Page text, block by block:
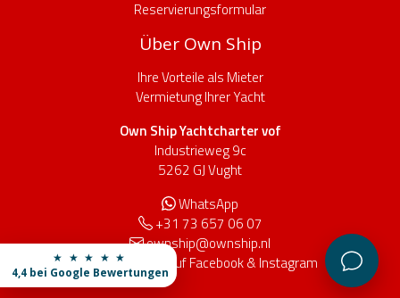
★ ★ ★ ★ ★
4,4 bei Google Bewertungen
Reservierungsformular
Über Own Ship
Ihre Vorteile als Mieter
Vermietung Ihrer Yacht
Own Ship Yachtcharter vof
Industrieweg 9c
5262 GJ Vught
WhatsApp
+31 73 657 06 07
ownship@ownship.nl
Finden Sie uns aufFacebook& Instagram